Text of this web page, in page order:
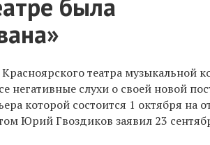
театра музыкальной
негативные слухи о своей новой
которой состоится 1 октября на
Юрий Гвоздиков заявил 23